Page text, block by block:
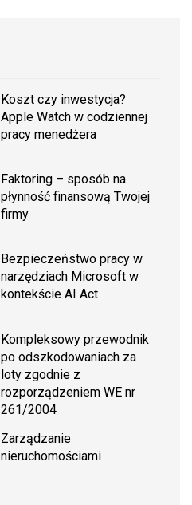
Koszt czy inwestycja?
Apple Watch w codziennej
pracy menedżera
Faktoring – sposób na
płynność finansową Twojej
firmy
Bezpieczeństwo pracy w
narzędziach Microsoft w
kontekście AI Act
Kompleksowy przewodnik
po odszkodowaniach za
loty zgodnie z
rozporządzeniem WE nr
261/2004
Zarządzanie
nieruchomościami